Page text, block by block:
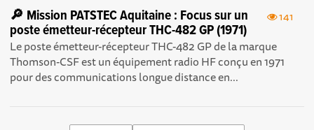
141
🔎 Mission PATSTEC Aquitaine : Focus sur un
poste émetteur-récepteur THC-482 GP (1971)
Le poste émetteur-récepteur THC-482 GP de la marque
Thomson-CSF est un équipement radio HF conçu en 1971
pour des communications longue distance en...